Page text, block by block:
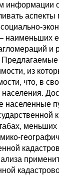
аспекты
наименьших
и
из
что, в
населенные